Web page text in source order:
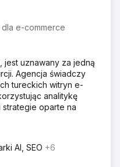
dla e-commerce
jest uznawany za jedną
Agencja świadczy
tureckich witryn e-
analitykę
oparte na
AI, SEO +6